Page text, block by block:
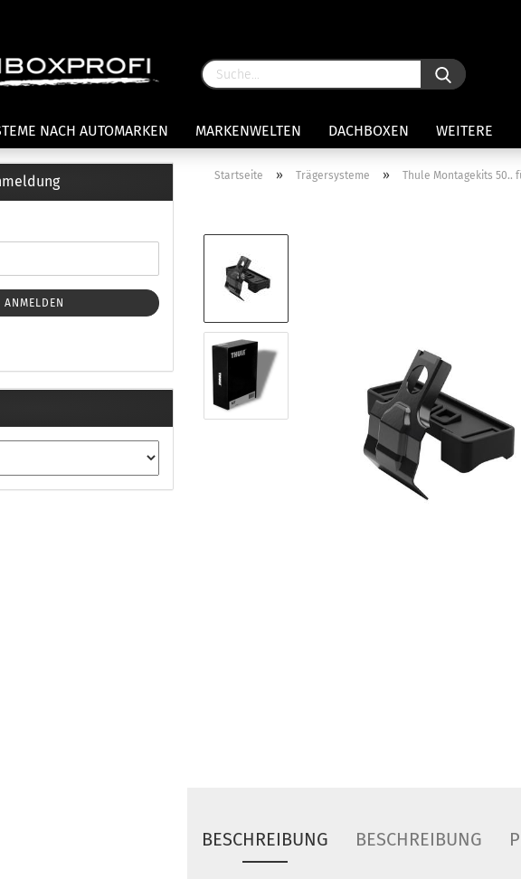
NACH AUTOMARKEN MARKENWELTEN DACHBOXEN WEITERE
Lastenträgerfüße
Universaltträger Reling
Thule Montagekits 50.. für 7105
Clamp Fußsatz Fahrzeuge mit
Thule Kits 30.. für 753 Fußsatz
Thule Montagekits 40.. für 753
Fußsatz Fahrzeuge mit
integrierter Reling
Thule Montagekits 60.. für 7106
Startseite » Trägersysteme » Thule Montagekits 50..
BESCHREIBUNG BESCHREIBUNG
ANMELDEN